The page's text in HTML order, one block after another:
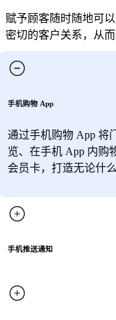
赋予顾客随时随地可
密切的客户关系，从
手机购物 App
通过手机购物 App 将
览、在手机 App 内购
会员卡，打造无论什
手机推送通知